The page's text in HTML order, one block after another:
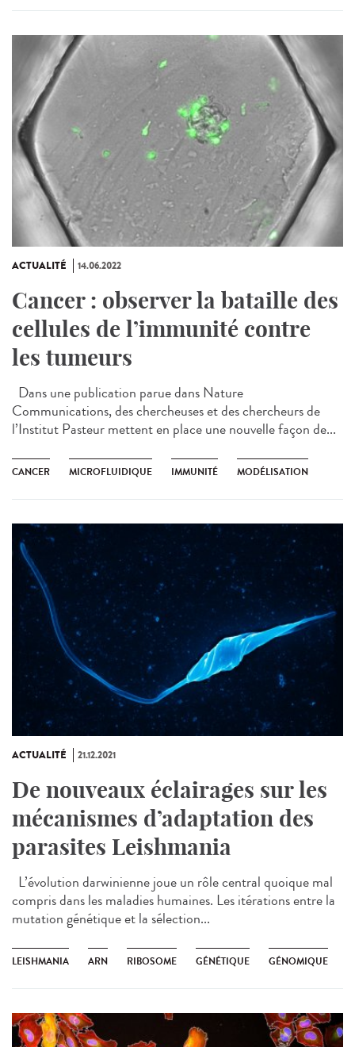
ACTUALITÉ 14.06.2022
Cancer : observer la bataille des
cellules de l’immunité contre
les tumeurs
Dans une publication parue dans Nature
Communications, des chercheuses et des chercheurs de
l’Institut Pasteur mettent en place une nouvelle façon de...
CANCER MICROFLUIDIQUE IMMUNITÉ MODÉLISATION
ACTUALITÉ 21.12.2021
De nouveaux éclairages sur les
mécanismes d’adaptation des
parasites Leishmania
L’évolution darwinienne joue un rôle central quoique mal
compris dans les maladies humaines. Les itérations entre la
mutation génétique et la sélection...
LEISHMANIA ARN RIBOSOME GÉNÉTIQUE GÉNOMIQUE